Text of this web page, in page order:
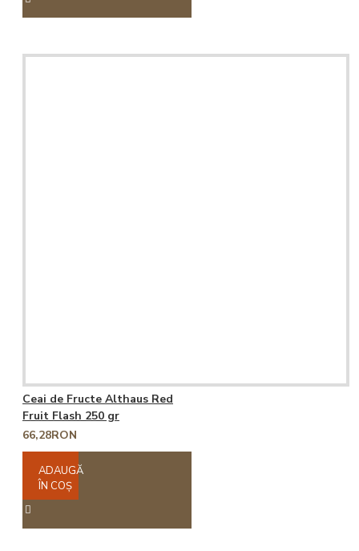
Ceai de Fructe Althaus Red
Fruit Flash 250 gr
66,28RON
ADAUGĂ
ÎN COŞ